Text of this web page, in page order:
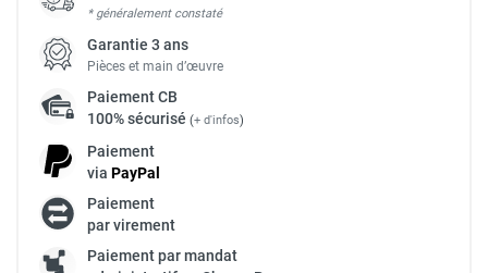
* généralement constaté
Garantie 3 ans
Pièces et main d’œuvre
PaiementCB
100% sécurisé (+ d'infos)
Paiement
via PayPal
Paiement
par virement
Paiement par mandat